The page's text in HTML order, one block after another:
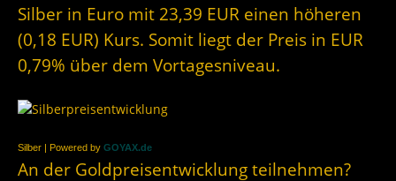
Silber in Euro mit 23,39 EUR einen höheren
(0,18 EUR) Kurs. Somit liegt der Preis in EUR
0,79% über dem Vortagesniveau.
Silber | Powered by GOYAX.de
An der Goldpreisentwicklung teilnehmen?